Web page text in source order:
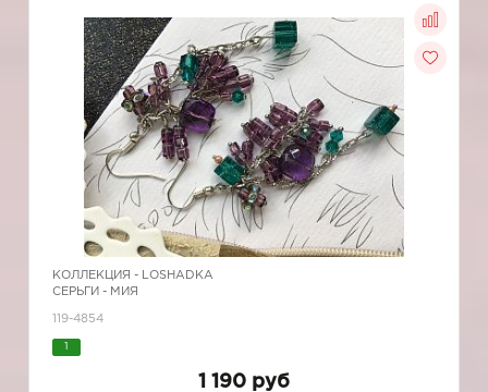
КОЛЛЕКЦИЯ - LOSHADKA
СЕРЬГИ - МИЯ
119-4854
1 190 руб